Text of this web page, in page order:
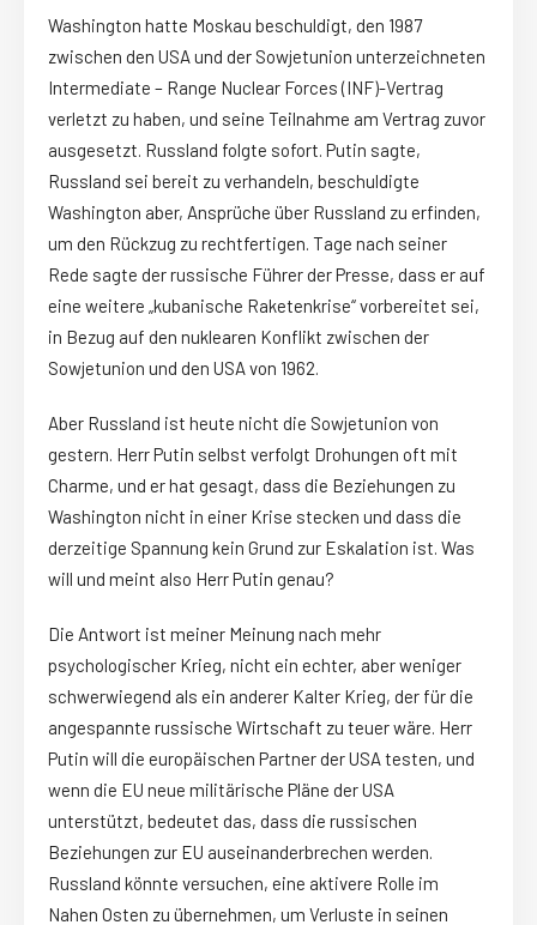
Washington hatte Moskau beschuldigt, den 1987
zwischen den USA und der Sowjetunion unterzeichneten
Intermediate – Range Nuclear Forces (INF)-Vertrag
verletzt zu haben, und seine Teilnahme am Vertrag zuvor
ausgesetzt. Russland folgte sofort. Putin sagte,
Russland sei bereit zu verhandeln, beschuldigte
Washington aber, Ansprüche über Russland zu erfinden,
um den Rückzug zu rechtfertigen. Tage nach seiner
Rede sagte der russische Führer der Presse, dass er auf
eine weitere „kubanische Raketenkrise“ vorbereitet sei,
in Bezug auf den nuklearen Konflikt zwischen der
Sowjetunion und den USA von 1962.
Aber Russland ist heute nicht die Sowjetunion von
gestern. Herr Putin selbst verfolgt Drohungen oft mit
Charme, und er hat gesagt, dass die Beziehungen zu
Washington nicht in einer Krise stecken und dass die
derzeitige Spannung kein Grund zur Eskalation ist. Was
will und meint also Herr Putin genau?
Die Antwort ist meiner Meinung nach mehr
psychologischer Krieg, nicht ein echter, aber weniger
schwerwiegend als ein anderer Kalter Krieg, der für die
angespannte russische Wirtschaft zu teuer wäre. Herr
Putin will die europäischen Partner der USA testen, und
wenn die EU neue militärische Pläne der USA
unterstützt, bedeutet das, dass die russischen
Beziehungen zur EU auseinanderbrechen werden.
Russland könnte versuchen, eine aktivere Rolle im
Nahen Osten zu übernehmen, um Verluste in seinen